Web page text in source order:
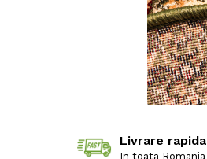
Livrare rapida
In toata Romania